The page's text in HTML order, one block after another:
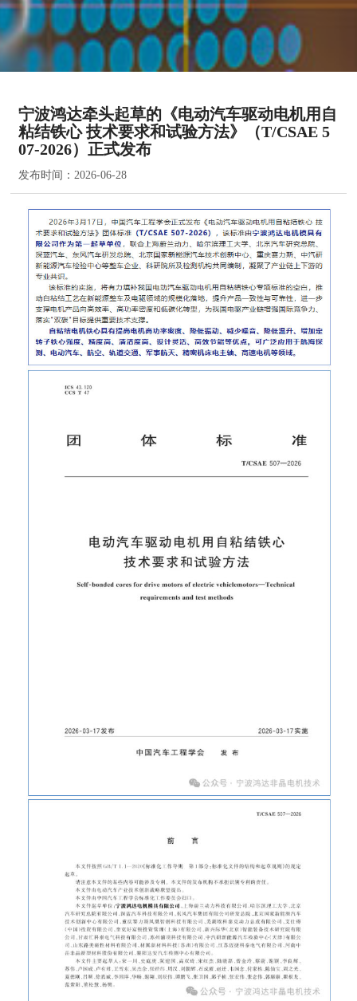
宁波鸿达牵头起草的《电动汽车驱动电机用自
粘结铁心 技术要求和试验方法》（T/CSAE 5
07-2026）正式发布
发布时间：2026-06-28